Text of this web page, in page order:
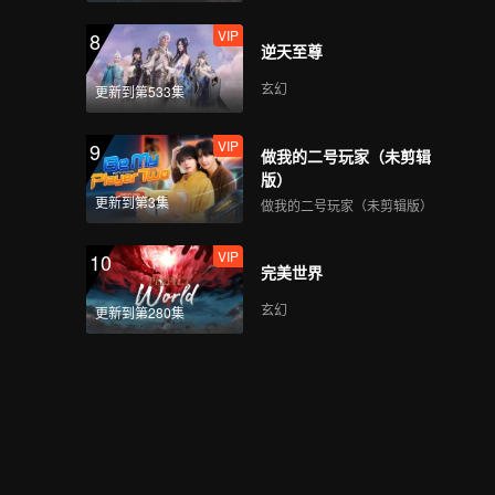
8
更新到第533集
VIP
逆天至尊
玄幻
9
更新到第3集
VIP
做我的二号玩家（未剪辑
版）
做我的二号玩家（未剪辑版）
10
更新到第280集
VIP
完美世界
玄幻